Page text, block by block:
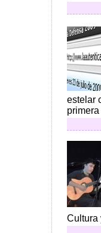
estelar
primera
Cultura